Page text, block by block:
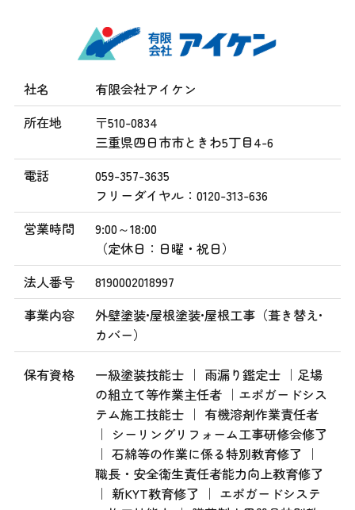
社名
有限会社アイケン
所在地
〒510-0834
三重県四日市市ときわ5丁目4-6
電話
059-357-3635
フリーダイヤル：0120-313-636
営業時間
9:00～18:00
（定休日：日曜・祝日）
法人番号
8190002018997
事業内容
外壁塗装•屋根塗装•屋根工事（葺き替え•
カバー）
保有資格
一級塗装技能士 ｜ 雨漏り鑑定士 ｜足場
の組立て等作業主任者 ｜エポガードシス
テム施工技能士 ｜ 有機溶剤作業責任者
｜ シーリングリフォーム工事研修会修了
｜ 石綿等の作業に係る特別教育修了 ｜
職長・安全衛生責任者能力向上教育修了
｜ 新KYT教育修了 ｜ エポガードシステ